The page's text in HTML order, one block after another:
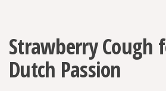
Strawberry Cough
Dutch Passion